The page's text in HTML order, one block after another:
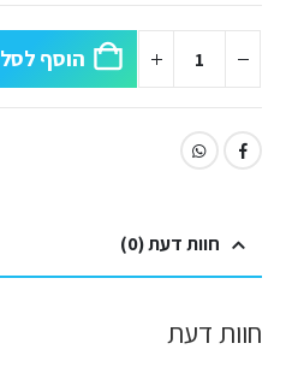
הוסף לסל
חוות דעת (0)
חוות דעת